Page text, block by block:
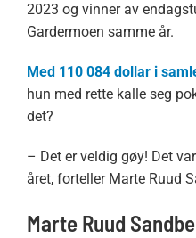
2023 og vinner av
Gardermoen samme år.
Med 110 084 dollar i
hun med rette kalle seg
det?
– Det er veldig gøy! Det
året, forteller Marte Ruud
Marte Ruud